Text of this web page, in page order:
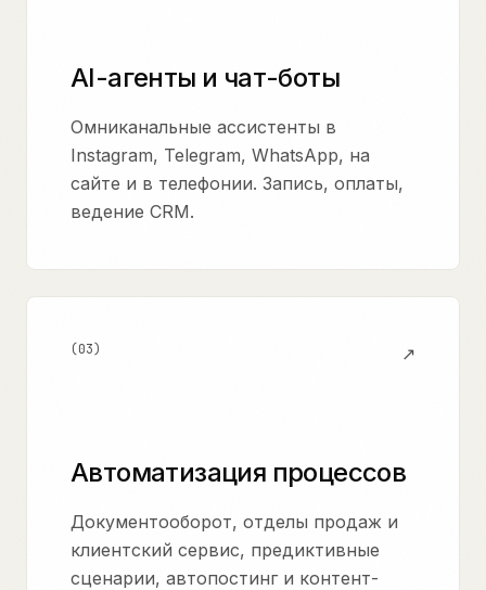
AI-агенты и чат-боты
Омниканальные ассистенты в
Instagram, Telegram, WhatsApp, на
сайте и в телефонии. Запись, оплаты,
ведение CRM.
(03) ↗
Автоматизация процессов
Документооборот, отделы продаж и
клиентский сервис, предиктивные
сценарии, автопостинг и контент-